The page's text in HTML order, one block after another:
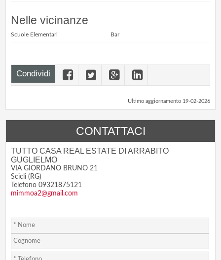
Nelle vicinanze
Scuole Elementari Bar
Condividi
Ultimo aggiornamento 19-02-2026
CONTATTACI
TUTTO CASA REAL ESTATE DI ARRABITO
GUGLIELMO
VIA GIORDANO BRUNO 21
Scicli (RG)
Telefono 09321875121
mimmoa2@gmail.com